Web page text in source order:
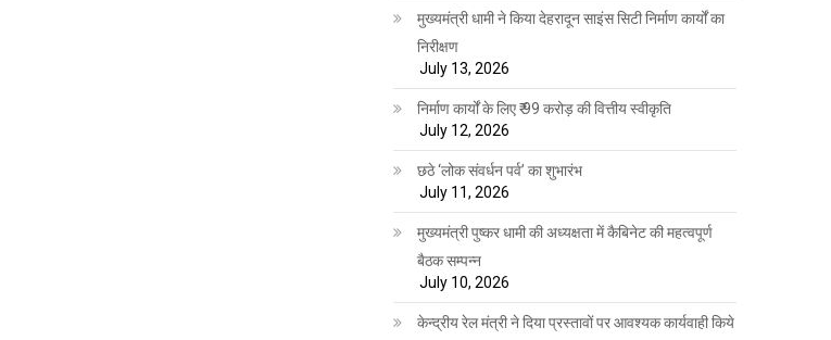
मुख्यमंत्री धामी ने किया देहरादून साइंस सिटी निर्माण कार्यों का
निरीक्षण
July 13, 2026
निर्माण कार्यों के लिए ₹ 99 करोड़ की वित्तीय स्वीकृति
July 12, 2026
छठे ‘लोक संवर्धन पर्व’ का शुभारंभ
July 11, 2026
मुख्यमंत्री पुष्कर धामी की अध्यक्षता में कैबिनेट की महत्वपूर्ण
बैठक सम्पन्न
July 10, 2026
केन्द्रीय रेल मंत्री ने दिया प्रस्तावों पर आवश्यक कार्यवाही किये